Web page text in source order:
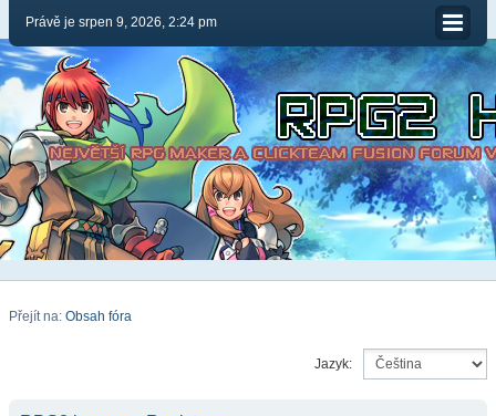
Právě je srpen 9, 2026, 2:24 pm
Přejít na: Obsah fóra
Jazyk: